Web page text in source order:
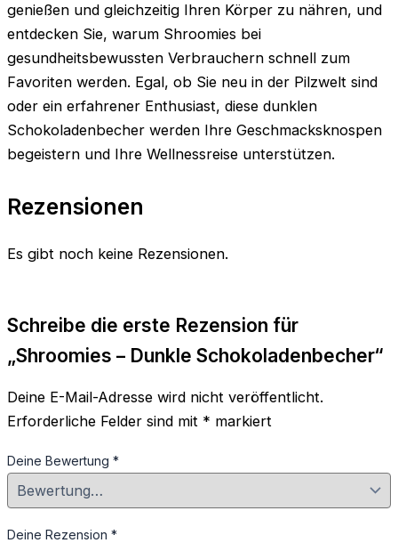
genießen und gleichzeitig Ihren Körper zu nähren, und
entdecken Sie, warum Shroomies bei
gesundheitsbewussten Verbrauchern schnell zum
Favoriten werden. Egal, ob Sie neu in der Pilzwelt sind
oder ein erfahrener Enthusiast, diese dunklen
Schokoladenbecher werden Ihre Geschmacksknospen
begeistern und Ihre Wellnessreise unterstützen.
Rezensionen
Es gibt noch keine Rezensionen.
Schreibe die erste Rezension für
„Shroomies – Dunkle Schokoladenbecher“
Deine E-Mail-Adresse wird nicht veröffentlicht.
Erforderliche Felder sind mit * markiert
Deine Bewertung *
Deine Rezension *